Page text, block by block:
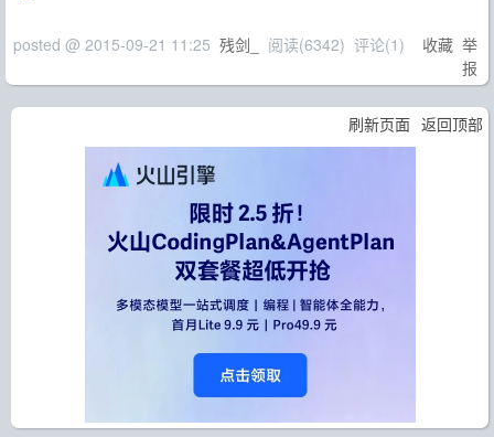
posted @ 2015-09-21 11:25 残剑_ 阅读(6342) 评论(1 ) 收藏 举
报
刷新页面 返回顶部